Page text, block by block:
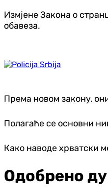
Измјене Закона о
обавеза.
Према новом закону,
Полагаће се основни
Како наводе хрватски
Одобрено